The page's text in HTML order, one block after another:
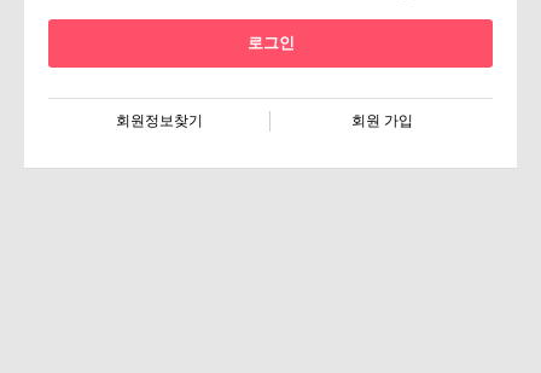
회원정보찾기 회원 가입